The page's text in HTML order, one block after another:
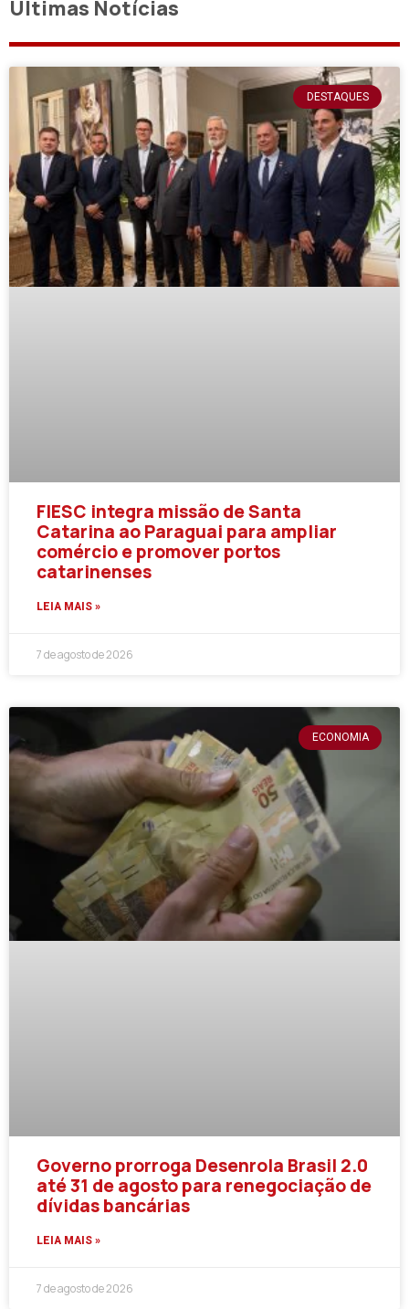
Últimas Notícias
DESTAQUES
FIESC integra missão de Santa
Catarina ao Paraguai para ampliar
comércio e promover portos
catarinenses
LEIA MAIS »
7 de agosto de 2026
ECONOMIA
Governo prorroga Desenrola Brasil 2.0
até 31 de agosto para renegociação de
dívidas bancárias
LEIA MAIS »
7 de agosto de 2026